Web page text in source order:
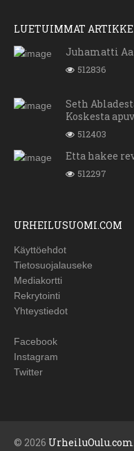
LUETUIMMAT
Juhamatti
512836
Seth
Koskesta
512403
Etta hakee
512297
URHEILUSUOMI.COM
Käyttöehdot
Tietosuojalauseke
Mediakortti
Rekrytointi
Yhteystiedot
Facebook
Instagram
Twitter
© 2026 UrheiluOulu.com.